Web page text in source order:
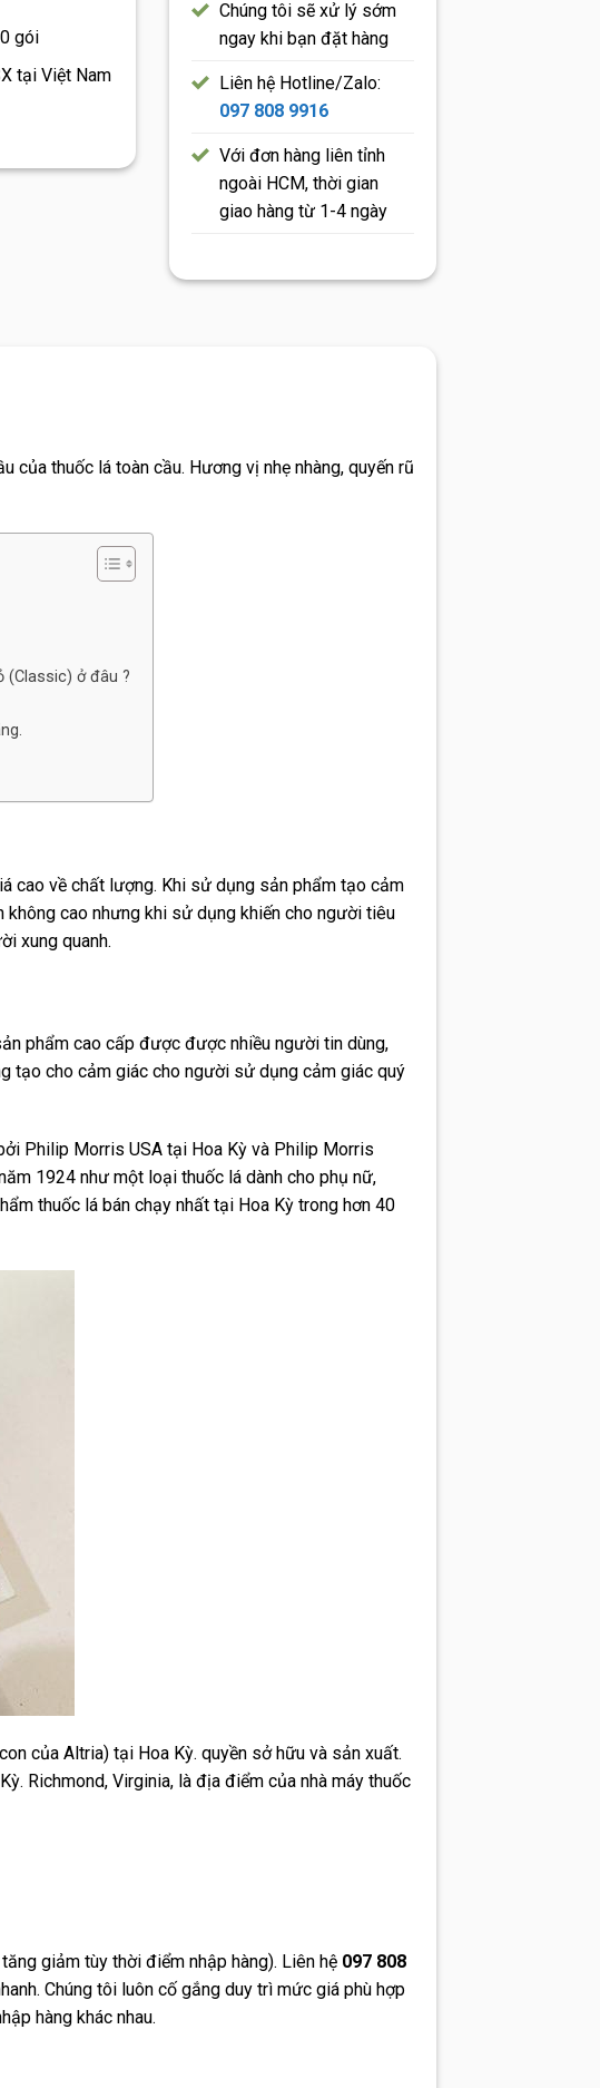
gói
tại Việt Nam
Chúng tôi sẽ xử lý sớm
ngay khi bạn đặt hàng
Liên hệ Hotline/Zalo:
097 808 9916
Với đơn hàng liên tỉnh
ngoài HCM, thời gian
giao hàng từ 1-4 ngày
thuốc lá toàn cầu. Hương vị nhẹ nhàng, quyến rũ
ở đâu ?
cao về chất lượng. Khi sử dụng sản phẩm tạo cảm
cao nhưng khi sử dụng khiến cho người tiêu
xung quanh.
phẩm cao cấp được được nhiều người tin dùng,
tạo cho cảm giác cho người sử dụng cảm giác quý
Philip Morris USA tại Hoa Kỳ và Philip Morris
1924 như một loại thuốc lá dành cho phụ nữ,
thuốc lá bán chạy nhất tại Hoa Kỳ trong hơn 40
của Altria) tại Hoa Kỳ. quyền sở hữu và sản xuất.
Richmond, Virginia, là địa điểm của nhà máy thuốc
giảm tùy thời điểm nhập hàng). Liên hệ 097 808
Chúng tôi luôn cố gắng duy trì mức giá phù hợp
hàng khác nhau.